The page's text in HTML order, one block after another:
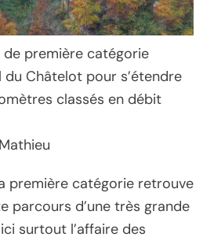
première catégorie
Châtelot pour s’étendre
classés en débit
première catégorie retrouve
parcours d’une très grande
surtout l’affaire des